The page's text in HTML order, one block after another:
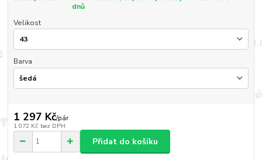
dnů
Velikost
Barva
1 297 Kč/pár
1 072 Kč bez DPH
Přidat do košíku